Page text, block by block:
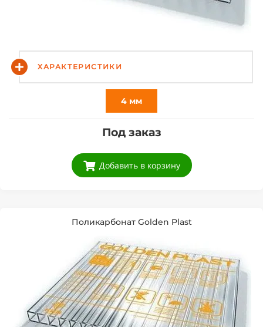
ХАРАКТЕРИСТИКИ
4 мм
Под заказ
Добавить в корзину
Поликарбонат Golden Plast